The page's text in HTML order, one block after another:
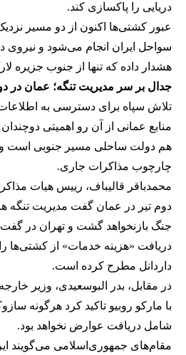
دریایی را پاکسازی کند.
عبور کشتی‌ها اکنون از دو مسیر
سواحل ایران انجام می‌شود و نیروی
هشدار داده که تنها از جنوب جزیره
جدال بر سر مدیریت تنگه؛ عمان در
تلاش سپاه برای دسترسی به
منابع عمانی از آن رو اهمیتی
هم دولت ساحلی مسیر جنوبی است
چارچوب مذاکرات جاری.
محمدباقر قالیباف، رییس هیات
دوم تیر در عمان گفت مدیریت تنگه
جنگ بازنخواهد گشت و تهران در
دریافت «هزینه خدمات» از کشتی‌ها را
داردانل مطرح کرده است.
در مقابل، بدر البوسعیدی، وزیر
با مارکو روبیو تاکید کرد هرگونه
شامل دریافت عوارض نخواهد بود.
مقام‌های جمهوری‌اسلامی می‌گویند